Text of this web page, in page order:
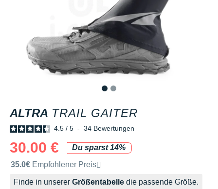
ALTRA TRAIL GAITER
4.5 / 5 - 34 Bewertungen
30.00 €
Du sparst 14%
Unverbindliche Preisempfehlung der Marke
35.0€ Empfohlener Preis
Finde in unserer Größentabelle die passende Größe.